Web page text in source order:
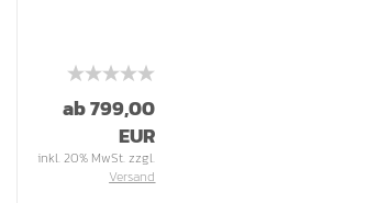
ab 799,00
EUR
inkl. 20% MwSt. zzgl.
Versand